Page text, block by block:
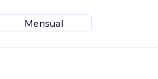
Mensual